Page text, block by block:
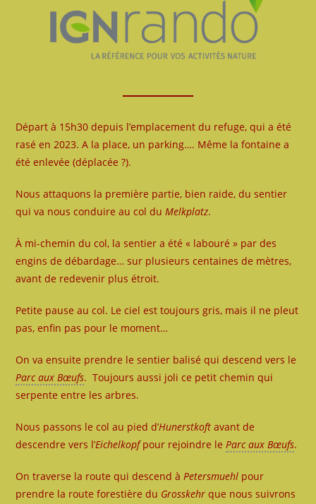
Départ à 15h30 depuis l’emplacement du refuge, qui a été
rasé en 2023. A la place, un parking…. Même la fontaine a
été enlevée (déplacée ?).
Nous attaquons la première partie, bien raide, du sentier
qui va nous conduire au col duMelkplatz.
À mi-chemin du col, la sentier a été « labouré » par des
engins de débardage… sur plusieurs centaines de mètres,
avant de redevenir plus étroit.
Petite pause au col. Le ciel est toujours gris, mais il ne pleut
pas, enfin pas pour le moment…
On va ensuite prendre le sentier balisé qui descend vers le
Parc aux Bœufs. Toujours aussi joli ce petit chemin qui
serpente entre les arbres.
Nous passons le col au pied d’Hunerstkoft avant de
descendre vers l’Eichelkopfpour rejoindre leParc aux Bœufs.
On traverse la route qui descend àPetersmuehl pour
prendre la route forestière du Grosskehr que nous suivrons